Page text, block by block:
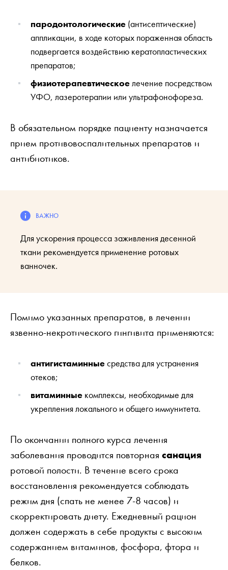
пародонтологические (антисептические)
аппликации, в ходе которых пораженная область
подвергается воздействию кератопластических
препаратов;
физиотерапевтическоелечение посредством
УФО, лазеротерапии или ультрафонофореза.
В обязательном порядке пациенту назначается
прием противовоспалительных препаратов и
антибиотиков.
Для ускорения процесса заживления десенной
ткани рекомендуется применение ротовых
ванночек.
Помимо указанных препаратов, в лечении
язвенно-некротического гингивита применяются:
антигистаминныесредства для устранения
отеков;
витаминные комплексы, необходимые для
укрепления локального и общего иммунитета.
По окончании полного курса лечения
заболевания проводится повторная санация
ротовой полости. В течение всего срока
восстановления рекомендуется соблюдать
режим дня (спать не менее 7-8 часов) и
скорректировать диету. Ежедневный рацион
должен содержать в себе продукты с высоким
содержанием витаминов, фосфора, фтора и
белков.